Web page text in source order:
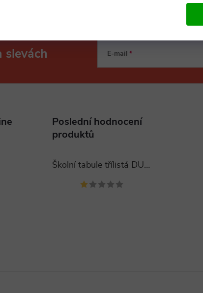
slevách E-mail
Poslední hodnocení
produktů
Školní tabule třílistá DUBNO 400x120 cm